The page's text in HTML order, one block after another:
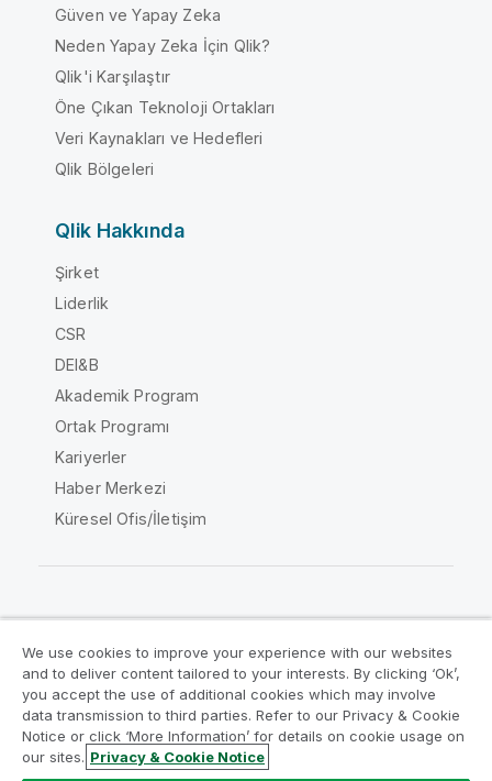
Güven ve Yapay Zeka
Neden Yapay Zeka İçin Qlik?
Qlik'i Karşılaştır
Öne Çıkan Teknoloji Ortakları
Veri Kaynakları ve Hedefleri
Qlik Bölgeleri
Qlik Hakkında
Şirket
Liderlik
CSR
DEI&B
Akademik Program
Ortak Programı
Kariyerler
Haber Merkezi
Küresel Ofis/İletişim
Yasal sözleşmeler
Ürün Koşulları
Legal Policies
Legal Policies
Kullanım koşulları
Ticari markalar
We use cookies to improve your experience with our websites
and to deliver content tailored to your interests. By clicking ‘Ok’,
you accept the use of additional cookies which may involve
data transmission to third parties. Refer to our Privacy & Cookie
Notice or click ‘More Information’ for details on cookie usage on
our sites. Privacy & Cookie Notice